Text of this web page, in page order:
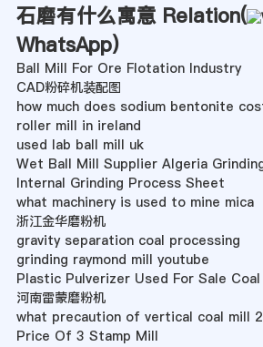
石磨有什么寓意 Relation(
WhatsApp)
Ball Mill For Ore Flotation Industry
CAD粉碎机装配图
how much does sodium bentonite
roller mill in ireland
used lab ball mill uk
Wet Ball Mill Supplier Algeria
Internal Grinding Process Sheet
what machinery is used to mine mica
浙江金华磨粉机
gravity separation coal processing
grinding raymond mill youtube
Plastic Pulverizer Used For Sale Coal
河南雷蒙磨粉机
what precaution of vertical coal mill
Price Of 3 Stamp Mill